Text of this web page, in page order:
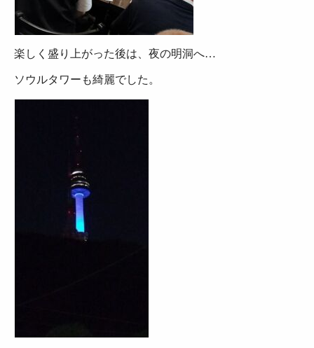
楽しく盛り上がった後は、夜の明洞へ…
ソウルタワーも綺麗でした。